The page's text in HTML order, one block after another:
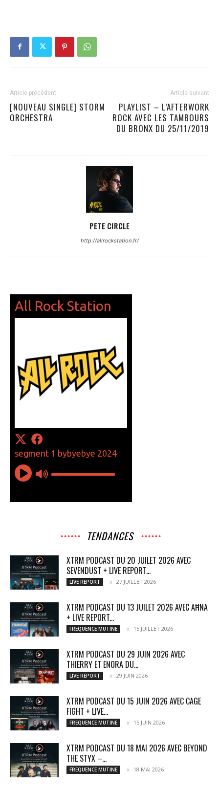
Article précédent
[NOUVEAU SINGLE] STORM
ORCHESTRA
Article suivant
PLAYLIST – L’AFTERWORK
ROCK AVEC LES TAMBOURS
DU BRONX DU 25/11/2019
PETE CIRCLE
http://allrockstation.fr/
TENDANCES
XTRM PODCAST DU 20 JUILET 2026 AVEC
SEVENDUST + LIVE REPORT...
LIVE REPORT 27 JUILLET 2026
XTRM PODCAST DU 13 JUILET 2026 AVEC AĦNA
+ LIVE REPORT...
FREQUENCE MUTINE 15 JUILLET 2026
XTRM PODCAST DU 29 JUIN 2026 AVEC
THIERRY ET ENORA DU...
LIVE REPORT 29 JUIN 2026
XTRM PODCAST DU 15 JUIN 2026 AVEC CAGE
FIGHT + LIVE...
FREQUENCE MUTINE 15 JUIN 2026
XTRM PODCAST DU 18 MAI 2026 AVEC BEYOND
THE STYX –...
FREQUENCE MUTINE 18 MAI 2026